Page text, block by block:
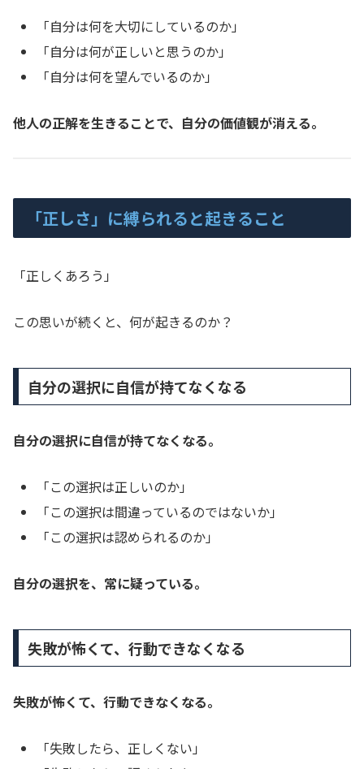
「自分は何を大切にしているのか」
「自分は何が正しいと思うのか」
「自分は何を望んでいるのか」
他人の正解を生きることで、自分の価値観が消える。
「正しさ」に縛られると起きること
「正しくあろう」
この思いが続くと、何が起きるのか？
自分の選択に自信が持てなくなる
自分の選択に自信が持てなくなる。
「この選択は正しいのか」
「この選択は間違っているのではないか」
「この選択は認められるのか」
自分の選択を、常に疑っている。
失敗が怖くて、行動できなくなる
失敗が怖くて、行動できなくなる。
「失敗したら、正しくない」